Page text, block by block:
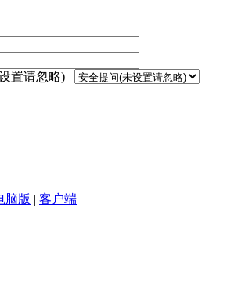
置请忽略)
脑版 | 客户端